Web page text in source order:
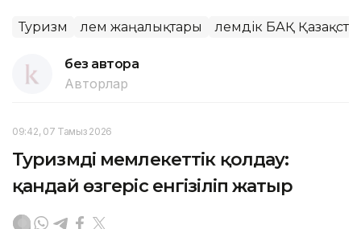
Туризм Әлем жаңалықтары Әлемдік БАҚ
без автора
Авторлар
09:42, 07 Тамыз 2026
Туризмді мемлекеттік қолдау:
қандай өзгеріс енгізіліп жатыр